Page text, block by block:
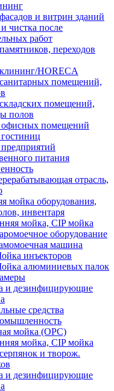
и витрин зданий
чистка после
работ
переходов
HORECA
помещений,
помещений,
полов
офисных помещений
питания
отрасль,
мойка оборудования,
инвентаря
мойка, CIP мойка
оборудование
машина
инъекторов
алюминиевых палок
и дезинфицирующие
средства
мойка (ОРС)
мойка, CIP мойка
и творож.
и дезинфицирующие